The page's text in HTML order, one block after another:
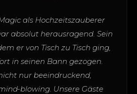
als Hochzeitszauberer
absolut herausragend. Sein
er von Tisch zu Tisch ging,
in seinen Bann gezogen.
nur beeindruckend,
blowing. Unsere Gäste